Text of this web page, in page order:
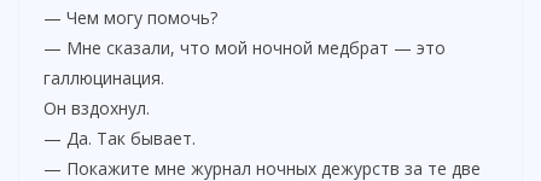
— Чем могу помочь?
— Мне сказали, что мой ночной медбрат — это
галлюцинация.
Он вздохнул.
— Да. Так бывает.
— Покажите мне журнал ночных дежурств за те две